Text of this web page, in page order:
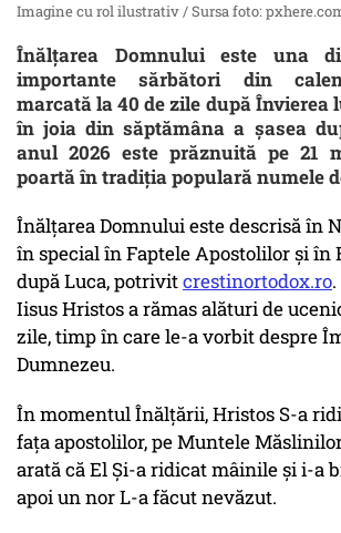
Imagine cu rol ilustrativ / Sursa foto:
Înălțarea Domnului este una
importante sărbători din
marcată la 40 de zile după Învierea
în joia din săptămâna a șasea
anul 2026 este prăznuită pe 21
poartă în tradiția populară numele
Înălțarea Domnului este descrisă în
în special în Faptele Apostolilor și în
după Luca, potrivitcrestinortodox.ro
Iisus Hristos a rămas alături de
zile, timp în care le-a vorbit despre
Dumnezeu.
În momentul Înălțării, Hristos S-a
fața apostolilor, pe Muntele
arată că El Și-a ridicat mâinile și i-a
apoi un nor L-a făcut nevăzut.